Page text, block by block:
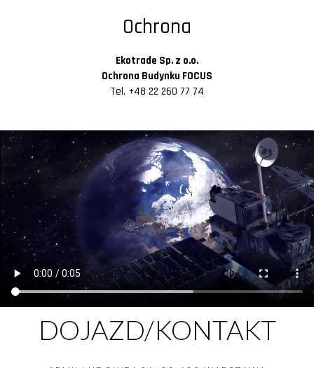
Ochrona
Ekotrade Sp. z o.o.
Ochrona Budynku FOCUS
Tel. +48 22 260 77 74
DOJAZD/KONTAKT